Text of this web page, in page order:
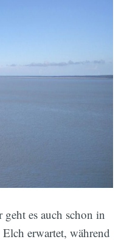
es auch schon in
erwartet, während